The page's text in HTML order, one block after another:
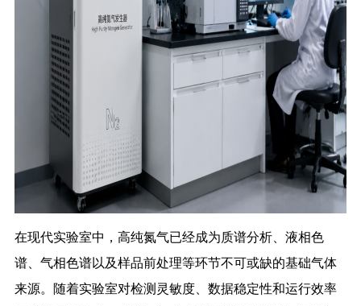
在现代实验室中，高纯氮气已经成为质谱分析、液相色
谱、气相色谱以及样品前处理等环节不可或缺的基础气体
来源。随着实验室对检测灵敏度、数据稳定性和运行效率